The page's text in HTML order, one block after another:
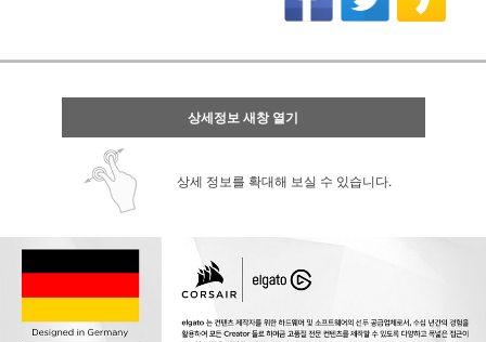
상세정보 새창 열기
상세 정보를 확대해 보실 수 있습니다.